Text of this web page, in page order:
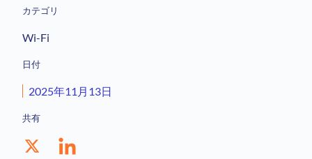
カテゴリ
Wi-Fi
日付
2025年11月13日
共有